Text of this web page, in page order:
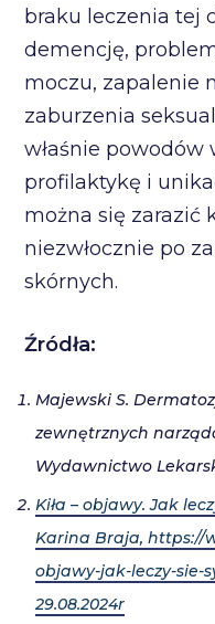
braku leczenia tej
demencję,
moczu, zapalenie
zaburzenia
właśnie powodów
profilaktykę i
można się zarazić
niezwłocznie po
skórnych.
Źródła:
Majewski S.
zewnętrznych
Wydawnictwo
Kiła – objawy. Jak
Karina Braja, https://
objawy-jak-leczy-sie-
29.08.2024r